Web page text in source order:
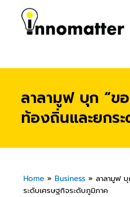
ลาลามูฟ บุก “ข
ท้องถิ่นและยกร
Home» Business» ลาลามูฟ
ระดับเศรษฐกิจระดับภูมิภาค